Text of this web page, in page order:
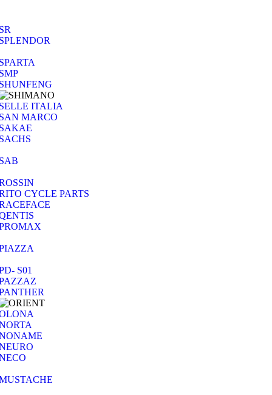
ITALIA
MARCO
CYCLE PARTS
S01